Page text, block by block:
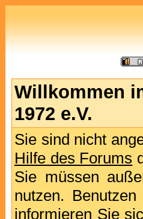
Willkommen
1972 e.V.
Sie sind nicht
Hilfe des Forums
Sie müssen
nutzen.
informieren Sie